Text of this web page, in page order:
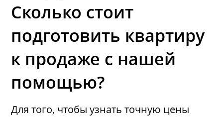
Сколько стоит
подготовить квартиру
к продаже с нашей
помощью?
Для того, чтобы узнать точную цены